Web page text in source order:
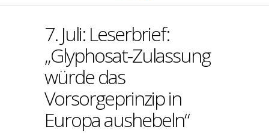
7. Juli: Leserbrief:
„Glyphosat-Zulassung
würde das
Vorsorgeprinzip in
Europa aushebeln“